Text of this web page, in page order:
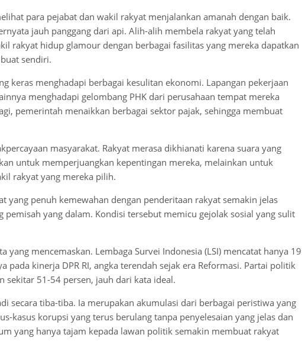
para pejabat dan wakil rakyat menjalankan amanah dengan baik.
jauh panggang dari api. Alih-alih membela rakyat yang telah
rakyat hidup glamour dengan berbagai fasilitas yang mereka dapatkan
sendiri.
keras menghadapi berbagai kesulitan ekonomi. Lapangan pekerjaan
menghadapi gelombang PHK dari perusahaan tempat mereka
pemerintah menaikkan berbagai sektor pajak, sehingga membuat
masyarakat. Rakyat merasa dikhianati karena suara yang
untuk memperjuangkan kepentingan mereka, melainkan untuk
rakyat yang mereka pilih.
yang penuh kemewahan dengan penderitaan rakyat semakin jelas
yang dalam. Kondisi tersebut memicu gejolak sosial yang sulit
yang mencemaskan. Lembaga Survei Indonesia (LSI) mencatat hanya 19
pada kinerja DPR RI, angka terendah sejak era Reformasi. Partai politik
sekitar 51-54 persen, jauh dari kata ideal.
secara tiba-tiba. Ia merupakan akumulasi dari berbagai peristiwa yang
kasus korupsi yang terus berulang tanpa penyelesaian yang jelas dan
yang hanya tajam kepada lawan politik semakin membuat rakyat